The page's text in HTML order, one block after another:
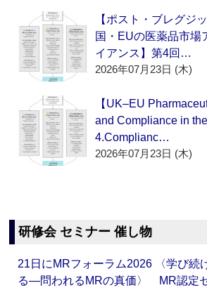
【ポスト・ブレグジ
国・EUの医薬品市場
イアンス】第4回…
2026年07月23日 (木)
【UK–EU
and Compliance in
4.Complianc…
2026年07月23日 (木)
研修会 セミナー 催し物
21日にMRフォーラム2026 〈学び続
る―問われるMRの真価〉 MR認定